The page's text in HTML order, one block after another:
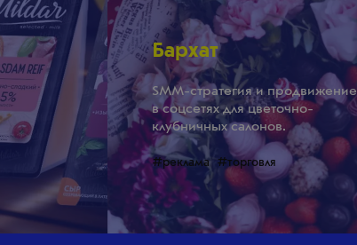
Бархат
SMM-стратегия и продвижение
в соцсетях для цветочно-
клубничных салонов.
#реклама #торговля